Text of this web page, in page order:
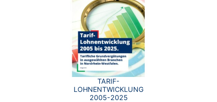
TARIF-
LOHNENTWICKLUNG
2005-2025